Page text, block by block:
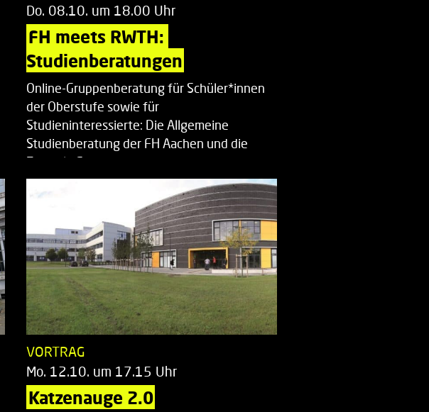
Do. 08.10. um 18.00 Uhr
FH meets RWTH:
Studienberatungen
Online-Gruppenberatung für Schüler*innen
der Oberstufe sowie für
Studieninteressierte: Die Allgemeine
Studienberatung der FH Aachen und die
Zentrale Studienberatung…
VORTRAG
Mo. 12.10. um 17.15 Uhr
Katzenauge 2.0